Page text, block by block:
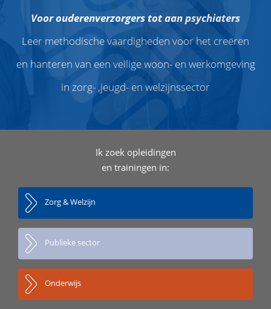
Voor ouderenverzorgers tot aan psychiaters
Leer methodische vaardigheden voor het creëren
en hanteren van een veilige woon- en werkomgeving
in zorg- ,jeugd- en welzijnssector
Ik zoek opleidingen
en trainingen in:
Zorg & Welzijn
Publieke sector
Onderwijs